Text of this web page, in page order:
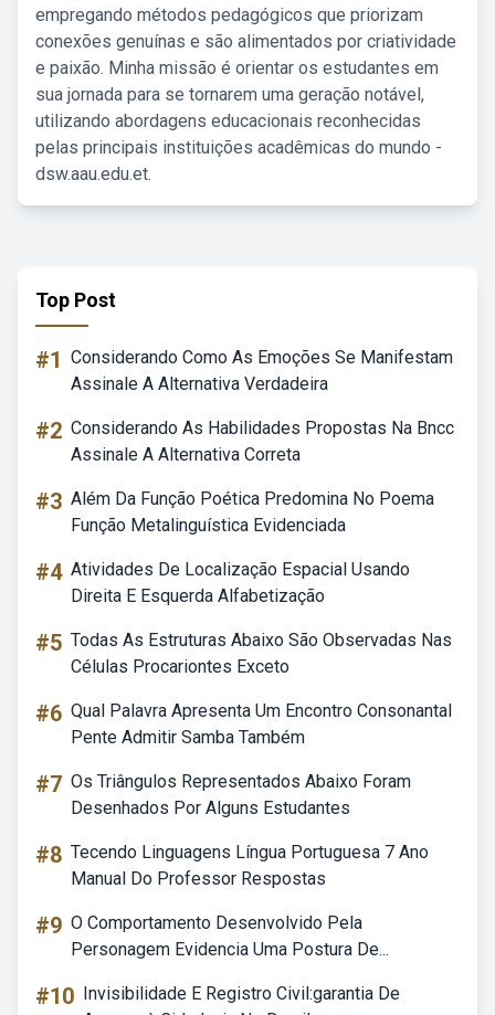
empregando métodos pedagógicos que priorizam
conexões genuínas e são alimentados por criatividade
e paixão. Minha missão é orientar os estudantes em
sua jornada para se tornarem uma geração notável,
utilizando abordagens educacionais reconhecidas
pelas principais instituições acadêmicas do mundo -
dsw.aau.edu.et.
Top Post
#1 Considerando Como As Emoções Se Manifestam
Assinale A Alternativa Verdadeira
#2 Considerando As Habilidades Propostas Na Bncc
Assinale A Alternativa Correta
#3 Além Da Função Poética Predomina No Poema
Função Metalinguística Evidenciada
#4 Atividades De Localização Espacial Usando
Direita E Esquerda Alfabetização
#5 Todas As Estruturas Abaixo São Observadas Nas
Células Procariontes Exceto
#6 Qual Palavra Apresenta Um Encontro Consonantal
Pente Admitir Samba Também
#7 Os Triângulos Representados Abaixo Foram
Desenhados Por Alguns Estudantes
#8 Tecendo Linguagens Língua Portuguesa 7 Ano
Manual Do Professor Respostas
#9 O Comportamento Desenvolvido Pela
Personagem Evidencia Uma Postura De...
#10 Invisibilidade E Registro Civil:garantia De